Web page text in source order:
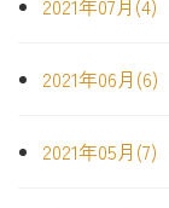
2021年07月(4)
2021年06月(6)
2021年05月(7)